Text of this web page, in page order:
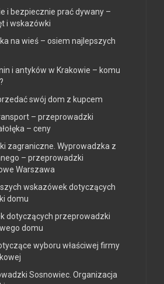
i bezpiecznie prać dywany –
i wskazówki
na wieś – osiem najlepszych
i antyków w Krakowie – komu
swój dom z kupcem
– przeprowadzki
– ceny
zagraniczne. Wyprowadzka z
– przeprowadzki
Warszawa
wskazówek dotyczących
domu
dotyczących przeprowadzki
domu
wyboru właściwej firmy
Sosnowiec. Organizacja